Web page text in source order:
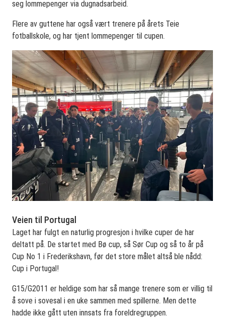
seg lommepenger via dugnadsarbeid.
Flere av guttene har også vært trenere på årets Teie
fotballskole, og har tjent lommepenger til cupen.
Veien til Portugal
Laget har fulgt en naturlig progresjon i hvilke cuper de har
deltatt på. De startet med Bø cup, så Sør Cup og så to år på
Cup No 1 i Frederikshavn, før det store målet altså ble nådd:
Cup i Portugal!
G15/G2011 er heldige som har så mange trenere som er villig til
å sove i sovesal i en uke sammen med spillerne. Men dette
hadde ikke gått uten innsats fra foreldregruppen.